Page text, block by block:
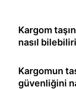
Kargom
nasıl
Kargomun
güvenliğini